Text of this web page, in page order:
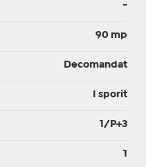
-
90 mp
Decomandat
I sporit
1/P+3
1